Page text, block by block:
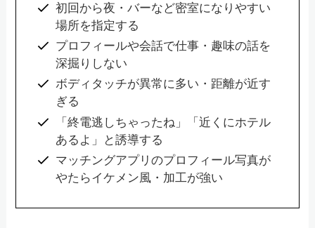
初回から夜・バーなど密室になりやすい
場所を指定する
プロフィールや会話で仕事・趣味の話を
深掘りしない
ボディタッチが異常に多い・距離が近す
ぎる
「終電逃しちゃったね」「近くにホテル
あるよ」と誘導する
マッチングアプリのプロフィール写真が
やたらイケメン風・加工が強い